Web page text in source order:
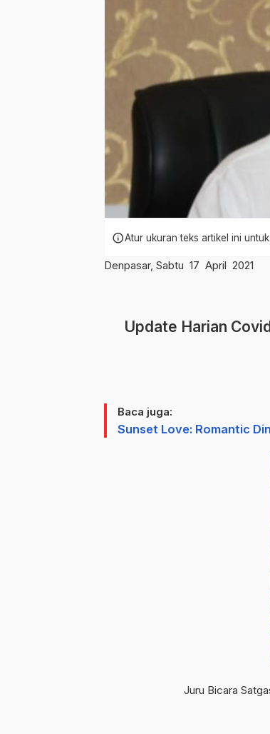
infoAtur ukuran teks artikel ini
Denpasar, Sabtu 17 April 2021
Update Harian
Baca juga:
Sunset Love: Romantic
Juru Bicara